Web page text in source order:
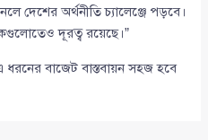
দেশের অর্থনীতি চ্যালেঞ্জে পড়বে।
দূরত্ব রয়েছে।”
বাজেট বাস্তবায়ন সহজ হবে